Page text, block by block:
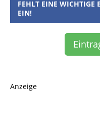
FEHLT EINE WICHTIGE
EIN!
Anzeige